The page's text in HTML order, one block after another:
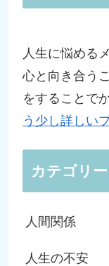
人生に悩める
心と向き合う
をすることで
う少し詳しい
カテゴリー
人間関係
人生の不安